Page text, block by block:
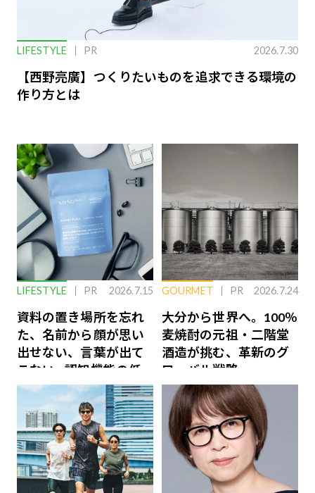
LIFESTYLE PR 2026.7.30
【西野亮廣】つくりたいものを追求できる環境の
作り方とは
LIFESTYLE PR 2026.7.15
資料の置き場所を忘れ
た、名前から顔が思い
出せない、言葉が出て
こない…認知機能の低
下を救う、脳のインナ
ーケアとは
GOURMET PR 2026.7.24
大分から世界へ。100％
麦焼酎の元祖・二階堂
酒造が挑む、革新のグ
ローバル戦略